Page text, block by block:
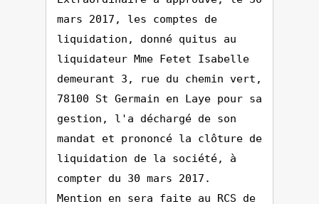
mars 2017, les comptes de
liquidation, donné quitus au
liquidateur Mme Fetet Isabelle
demeurant 3, rue du chemin vert,
78100 St Germain en Laye pour sa
gestion, l'a déchargé de son
mandat et prononcé la clôture de
liquidation de la société, à
compter du 30 mars 2017.
Mention en sera faite au RCS de